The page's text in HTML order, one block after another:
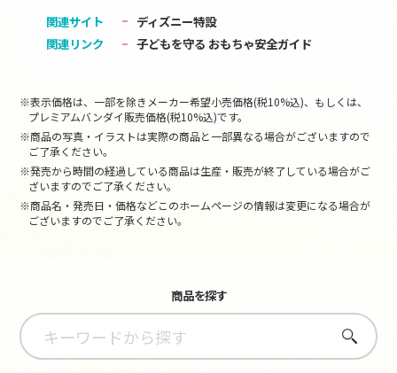
関連サイト
ディズニー特設
関連リンク
子どもを守る おもちゃ安全ガイド
※表示価格は、一部を除きメーカー希望小売価格(税10%込)、もしくは、
プレミアムバンダイ販売価格(税10%込)です。
※商品の写真・イラストは実際の商品と一部異なる場合がございますので
ご了承ください。
※発売から時間の経過している商品は生産・販売が終了している場合がご
ざいますのでご了承ください。
※商品名・発売日・価格などこのホームページの情報は変更になる場合が
ございますのでご了承ください。
商品を探す
さがす